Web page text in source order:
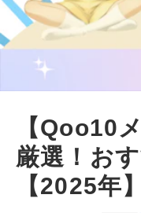
【Qoo10
厳選！お
【2025年】